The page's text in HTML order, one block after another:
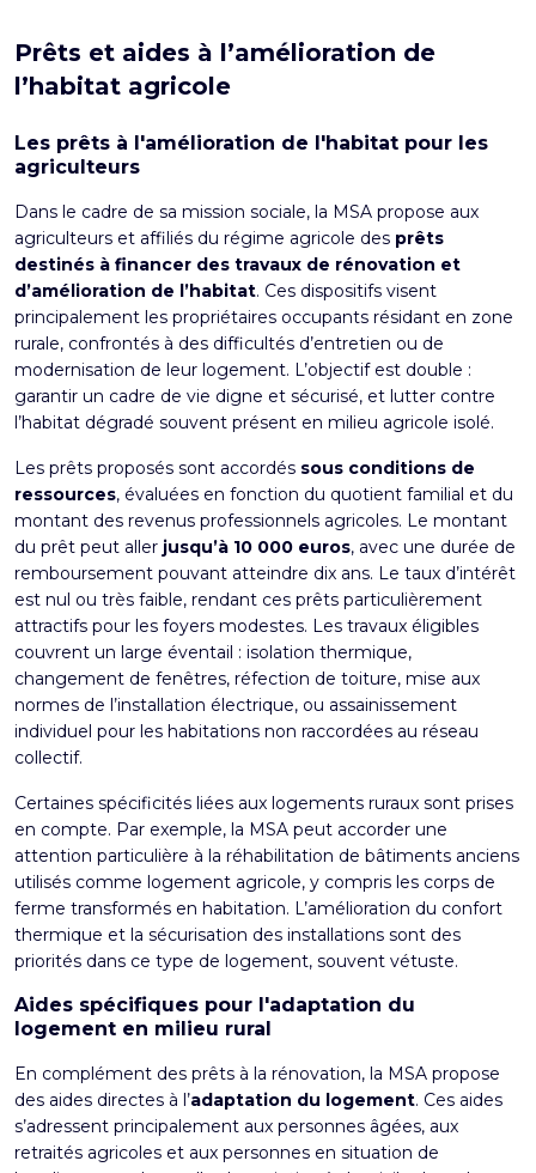
Prêts et aides à l’amélioration de
l’habitat agricole
Les prêts à l'amélioration de l'habitat pour les
agriculteurs
Dans le cadre de sa mission sociale, la MSA propose aux
agriculteurs et affiliés du régime agricole des prêts
destinés à financer des travaux de rénovation et
d’amélioration de l’habitat. Ces dispositifs visent
principalement les propriétaires occupants résidant en zone
rurale, confrontés à des difficultés d’entretien ou de
modernisation de leur logement. L’objectif est double :
garantir un cadre de vie digne et sécurisé, et lutter contre
l’habitat dégradé souvent présent en milieu agricole isolé.
Les prêts proposés sont accordés sous conditions de
ressources, évaluées en fonction du quotient familial et du
montant des revenus professionnels agricoles. Le montant
du prêt peut aller jusqu’à 10 000 euros, avec une durée de
remboursement pouvant atteindre dix ans. Le taux d’intérêt
est nul ou très faible, rendant ces prêts particulièrement
attractifs pour les foyers modestes. Les travaux éligibles
couvrent un large éventail : isolation thermique,
changement de fenêtres, réfection de toiture, mise aux
normes de l’installation électrique, ou assainissement
individuel pour les habitations non raccordées au réseau
collectif.
Certaines spécificités liées aux logements ruraux sont prises
en compte. Par exemple, la MSA peut accorder une
attention particulière à la réhabilitation de bâtiments anciens
utilisés comme logement agricole, y compris les corps de
ferme transformés en habitation. L’amélioration du confort
thermique et la sécurisation des installations sont des
priorités dans ce type de logement, souvent vétuste.
Aides spécifiques pour l'adaptation du
logement en milieu rural
En complément des prêts à la rénovation, la MSA propose
des aides directes à l’adaptation du logement. Ces aides
s’adressent principalement aux personnes âgées, aux
retraités agricoles et aux personnes en situation de